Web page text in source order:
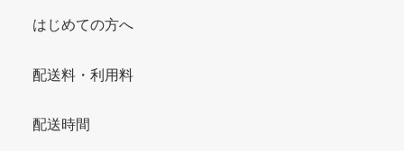
はじめての方へ
配送料・利用料
配送時間